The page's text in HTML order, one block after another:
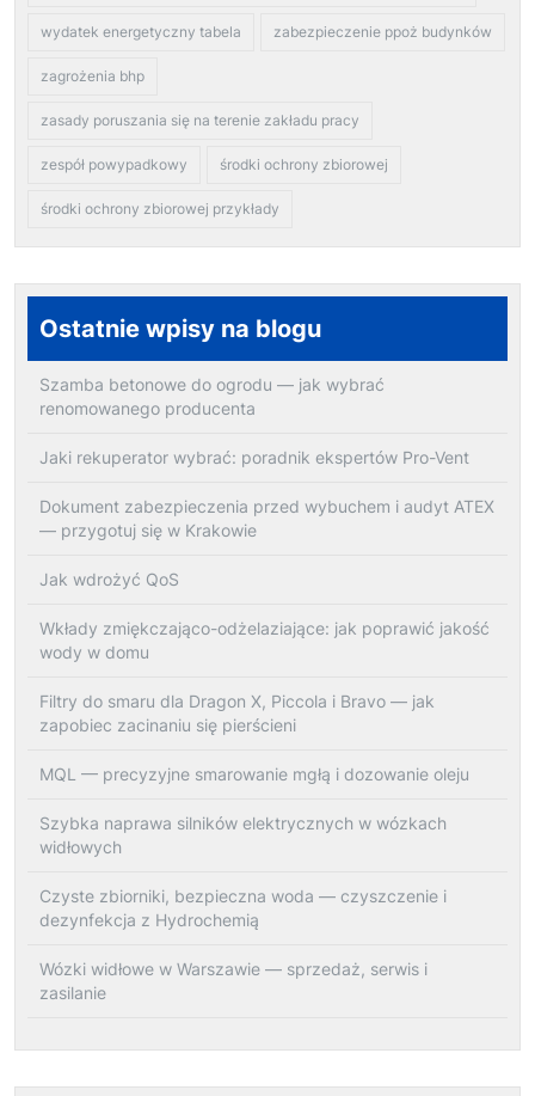
wydatek energetyczny tabela zabezpieczenie ppoż budynków
zagrożenia bhp
zasady poruszania się na terenie zakładu pracy
zespół powypadkowy środki ochrony zbiorowej
środki ochrony zbiorowej przykłady
Ostatnie wpisy na blogu
Szamba betonowe do ogrodu — jak wybrać
renomowanego producenta
Jaki rekuperator wybrać: poradnik ekspertów Pro-Vent
Dokument zabezpieczenia przed wybuchem i audyt ATEX
— przygotuj się w Krakowie
Jak wdrożyć QoS
Wkłady zmiękczająco-odżelaziające: jak poprawić jakość
wody w domu
Filtry do smaru dla Dragon X, Piccola i Bravo — jak
zapobiec zacinaniu się pierścieni
MQL — precyzyjne smarowanie mgłą i dozowanie oleju
Szybka naprawa silników elektrycznych w wózkach
widłowych
Czyste zbiorniki, bezpieczna woda — czyszczenie i
dezynfekcja z Hydrochemią
Wózki widłowe w Warszawie — sprzedaż, serwis i
zasilanie